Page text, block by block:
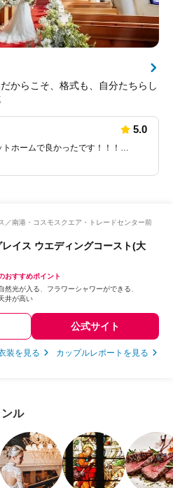
からこそ、格式も、自分たちらし
5.0
トホームで良かったです！！！…
南港・コスモスクエア・トレードセンター前
レイス ウエディングコースト(大
おすすめポイント
然光が入る
フラワーシャワーができる
井が高い
公式サイト
装を見る カップルレポートを見る
ル